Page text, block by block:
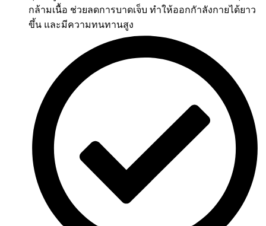
กล้ามเนื้อ ช่วยลดการบาดเจ็บ ทําให้ออกกัาลังกายได้ยาว
ขึ้น และมีความทนทานสูง